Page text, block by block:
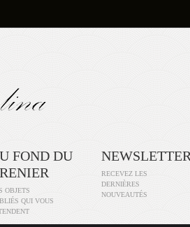
FOND DU
OBJETS
QUI VOUS
NEWSLETTER
RECEVEZ LES
DERNIÈRES
NOUVEAUTÉS